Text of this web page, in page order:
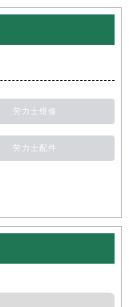
劳力士维修
劳力士配件